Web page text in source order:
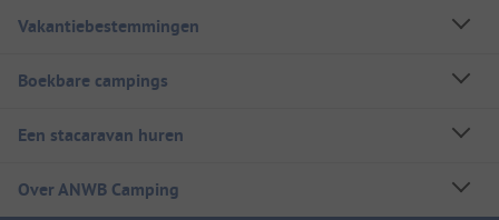
Vakantiebestemmingen
Boekbare campings
Een stacaravan huren
Over ANWB Camping